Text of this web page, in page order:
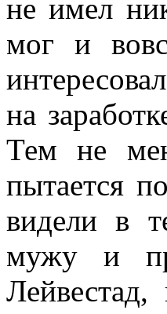
не имел
мог и
на
Тем не
пытается
видели в
мужу и